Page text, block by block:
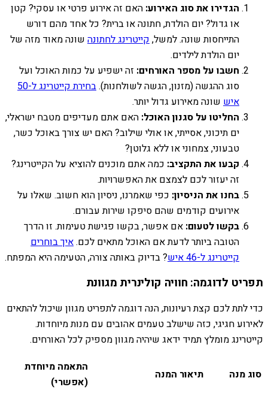
הגדירו את סוג האירוע: האם זה אירוע פרטי או עסקי? קטן
או גדול? יום הולדת, חתונה או ברית? כל אחד מהם דורש
התייחסות שונה. למשל, קייטרינג לחתונה שונה מאוד מזה של
יום הולדת לילדים.
חשבו על מספר האורחים: זה ישפיע על כמות האוכל ועל
סוג ההגשה (מזנון, הגשה לשולחנות).
בחירת קייטרינג ל-50
איש שונה מאירוע גדול יותר.
החליטו על סגנון האוכל: האם אתם מעדיפים מטבח ישראלי,
ים תיכוני, אסייתי, או אולי שילוב? האם יש צורך באוכל כשר,
טבעוני, צמחוני או ללא גלוטן?
קבעו את התקציב: כמה אתם מוכנים להוציא על הקייטרינג?
זה יעזור לכם לצמצם את האפשרויות.
בחנו את הניסיון: כפי שאמרנו, ניסיון הוא חשוב. שאלו על
אירועים קודמים שהם סיפקו שירות עבורם.
בקשו לטעום: אם אפשר, בקשו פגישת טעימות. זו הדרך
הטובה ביותר לדעת אם האוכל מתאים לכם.איך בוחרים
קייטרינג ל-46 איש
? בדיוק באותה צורה, הטעימה היא המפתח.
תפריט לדוגמה: חוויה קולינרית מגוונת
כדי לתת לכם קצת רעיונות, הנה דוגמה לתפריט מגוון שיכול להתאים
לאירוע חגיגי, כזה שישלב טעמים אהובים עם מנות מיוחדות.
קייטרינג מומלץ תמיד ידאג שיהיה מגוון מספיק לכל האורחים.
סוג מנה תיאור המנה
התאמה מיוחדת
(אפשרי)